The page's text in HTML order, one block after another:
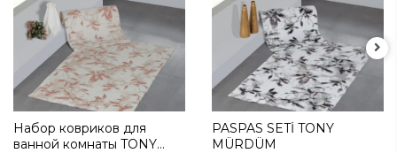
Набор ковриков для
ванной комнаты TONY
PASPAS SETİ TONY
MÜRDÜM